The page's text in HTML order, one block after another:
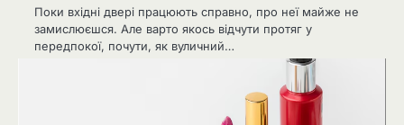
Поки вхідні двері працюють справно, про неї майже не
замислюєшся. Але варто якось відчути протяг у
передпокої, почути, як вуличний…